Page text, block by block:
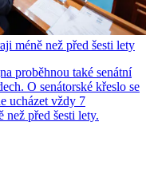
méně než před šesti lety
proběhnou také senátní
O senátorské křeslo se
ucházet vždy 7
než před šesti lety.